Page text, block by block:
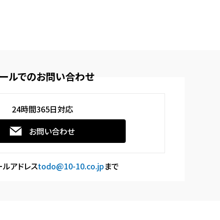
ルでのお問い合わせ
24時間365日対応
お問い合わせ
アドレスtodo@10-10.co.jpまで